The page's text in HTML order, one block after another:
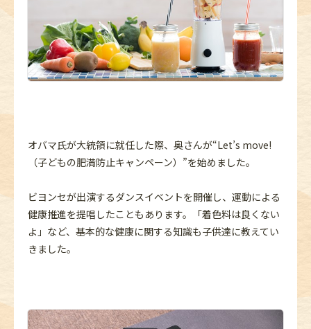
オバマ氏が大統領に就任した際、奥さんが“Let’s move!
（子どもの肥満防止キャンペーン）”を始めました。
ビヨンセが出演するダンスイベントを開催し、運動による
健康推進を提唱したこともあります。「着色料は良くない
よ」など、基本的な健康に関する知識も子供達に教えてい
きました。